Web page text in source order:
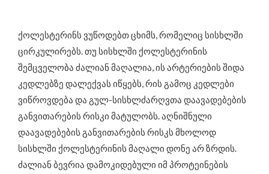
ქოლესტერინს ვუწოდებთ ცხიმს, რომელიც სისხლში
ცირკულირებს. თუ სისხლში ქოლესტერინის
შემცველობა ძალიან მაღალია, ის არტერიების შიდა
კედლებზე დალექვას იწყებს, რის გამოც კედლები
ვიწროვდება და გულ-სისხლძარღვთა დაავადებების
განვითარების რისკი მატულობს. აღნიშნული
დაავადებების განვითარების რისკს მხოლოდ
სისხლში ქოლესტერინის მაღალი დონე არ ზრდის.
ძალიან ბევრია დამოკიდებული იმ პროტეინების